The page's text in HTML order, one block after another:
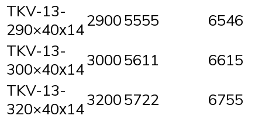
TKV-13-
290×40х1429005555
6546
TKV-13-
300×40х1430005611
6615
TKV-13-
320×40х1432005722
6755